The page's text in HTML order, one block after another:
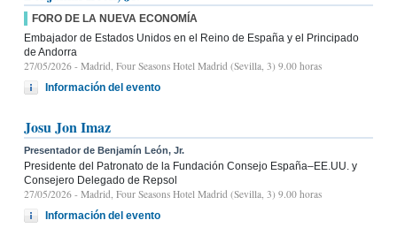
FORO DE LA NUEVA ECONOMÍA
Embajador de Estados Unidos en el Reino de España y el Principado
de Andorra
27/05/2026 - Madrid, Four Seasons Hotel Madrid (Sevilla, 3) 9.00 horas
Información del evento
Josu Jon Imaz
Presentador de Benjamín León, Jr.
Presidente del Patronato de la Fundación Consejo España–EE.UU. y
Consejero Delegado de Repsol
27/05/2026 - Madrid, Four Seasons Hotel Madrid (Sevilla, 3) 9.00 horas
Información del evento